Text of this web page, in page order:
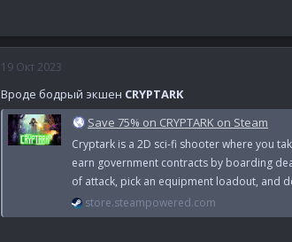
19 Окт 2023
Вроде бодрый экшен CRYPTARK
Save 75% on CRYPTARK on Steam
Cryptark is a 2D sci-fi shooter where you
earn government contracts by boarding
of attack, pick an equipment loadout, and
store.steampowered.com